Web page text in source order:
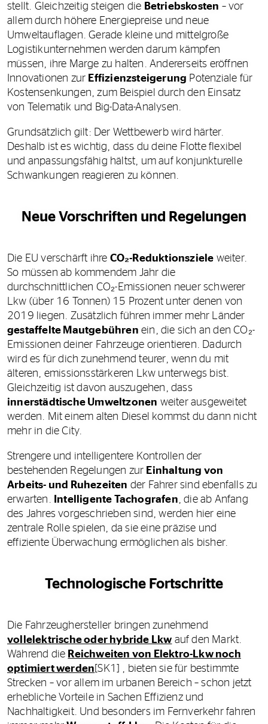
stellt. Gleichzeitig steigen die Betriebskosten – vor
allem durch höhere Energiepreise und neue
Umweltauflagen. Gerade kleine und mittelgroße
Logistikunternehmen werden darum kämpfen
müssen, ihre Marge zu halten. Andererseits eröffnen
Innovationen zur Effizienzsteigerung Potenziale für
Kostensenkungen, zum Beispiel durch den Einsatz
von Telematik und Big-Data-Analysen.
Grundsätzlich gilt: Der Wettbewerb wird härter.
Deshalb ist es wichtig, dass du deine Flotte flexibel
und anpassungsfähig hältst, um auf konjunkturelle
Schwankungen reagieren zu können.
Neue Vorschriften und Regelungen
Die EU verschärft ihre CO₂-Reduktionsziele weiter.
So müssen ab kommendem Jahr die
durchschnittlichen CO₂-Emissionen neuer schwerer
Lkw (über 16 Tonnen) 15 Prozent unter denen von
2019 liegen. Zusätzlich führen immer mehr Länder
gestaffelte Mautgebühren ein, die sich an den CO₂-
Emissionen deiner Fahrzeuge orientieren. Dadurch
wird es für dich zunehmend teurer, wenn du mit
älteren, emissionsstärkeren Lkw unterwegs bist.
Gleichzeitig ist davon auszugehen, dass
innerstädtische Umweltzonen weiter ausgeweitet
werden. Mit einem alten Diesel kommst du dann nicht
mehr in die City.
Strengere und intelligentere Kontrollen der
bestehenden Regelungen zur Einhaltung von
Arbeits- und Ruhezeiten der Fahrer sind ebenfalls zu
erwarten.
Intelligente Tachografen, die ab Anfang
des Jahres vorgeschrieben sind, werden hier eine
zentrale Rolle spielen, da sie eine präzise und
effiziente Überwachung ermöglichen als bisher.
Technologische Fortschritte
Die Fahrzeughersteller bringen zunehmend
vollelektrische oder hybride Lkw auf den Markt.
Während die Reichweiten von Elektro-Lkw noch
optimiert werden [SK1] , bieten sie für bestimmte
Strecken – vor allem im urbanen Bereich – schon jetzt
erhebliche Vorteile in Sachen Effizienz und
Nachhaltigkeit. Und besonders im Fernverkehr fahren